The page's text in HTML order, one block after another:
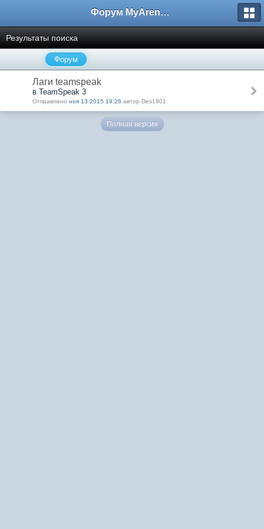
Форум MyArena.ru
Результаты поиска
Форум
Лаги teamspeak
в TeamSpeak 3
Отправлено ноя 13 2015 19:26 автор Des1901
Полная версия